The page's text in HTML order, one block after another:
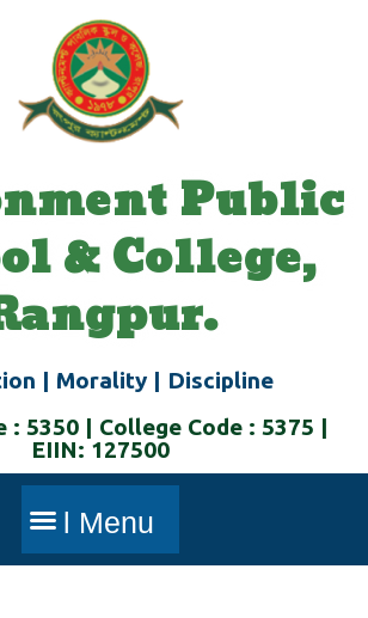
Public
& College,
| Morality | Discipline
: 5350 | College Code : 5375 |
EIIN: 127500